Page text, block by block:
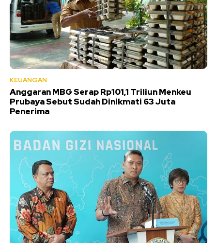
KEUANGAN
Anggaran MBG Serap Rp101,1 Triliun Menkeu
Prubaya Sebut Sudah Dinikmati 63 Juta
Penerima